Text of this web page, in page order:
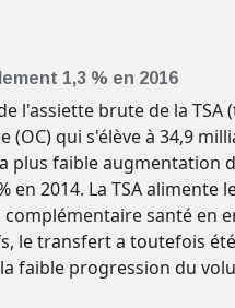
1,3 % en 2016
l'assiette brute de la
qui s'élève à 34,9
faible augmentation
en 2014. La TSA
complémentaire santé
le transfert a toutefois
faible progression du